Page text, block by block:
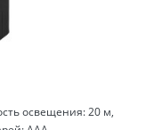
освещения: 20 м,